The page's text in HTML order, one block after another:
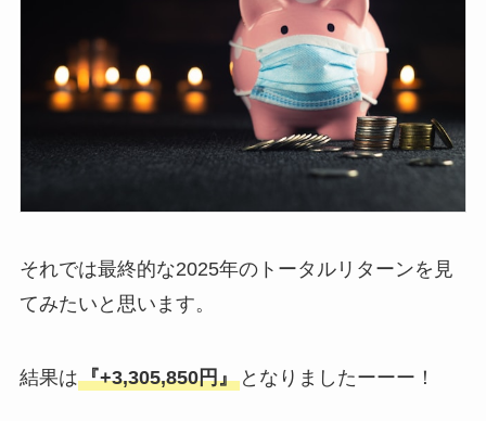
それでは最終的な2025年のトータルリターンを見
てみたいと思います。
結果は『+3,305,850円』となりましたーーー！